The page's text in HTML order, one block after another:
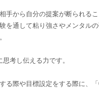
手から自分の提案が断られる
を通して粘り強さやメンタル
考し伝える力です。
る際や目標設定をする際に、